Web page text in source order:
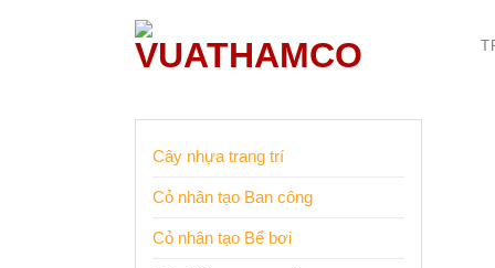
Cây nhựa trang trí
Cỏ nhân tạo Ban công
Cỏ nhân tạo Bể bơi